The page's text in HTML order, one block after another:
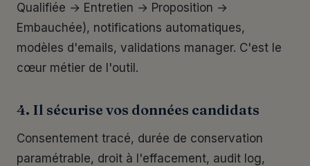
Qualifiée → Entretien → Proposition →
Embauchée), notifications automatiques,
modèles d'emails, validations manager. C'est le
cœur métier de l'outil.
4. Il sécurise vos données candidats
Consentement tracé, durée de conservation
paramétrable, droit à l'effacement, audit log,